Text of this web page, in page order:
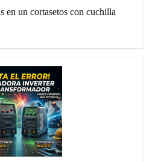
en un cortasetos con cuchilla